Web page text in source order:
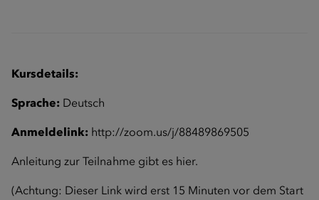
Kursdetails:
Sprache: Deutsch
Anmeldelink: http://zoom.us/j/88489869505
Anleitung zur Teilnahme gibt es hier.
(Achtung: Dieser Link wird erst 15 Minuten vor dem Start